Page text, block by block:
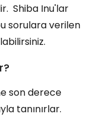
Shiba Inu'lar
sorulara verilen
son derece
tanınırlar.